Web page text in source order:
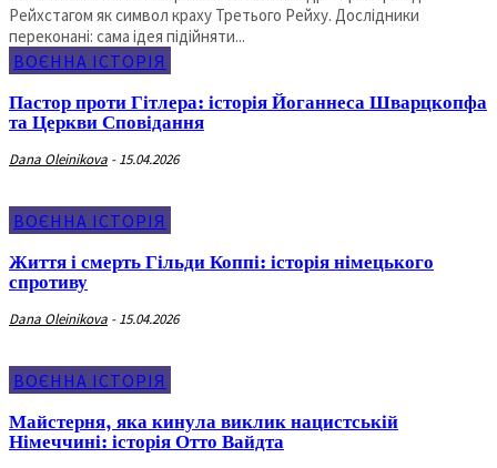
Рейхстагом як символ краху Третього Рейху. Дослідники
переконані: сама ідея підійняти...
ВОЄННА ІСТОРІЯ
Пастор проти Гітлера: історія Йоганнеса Шварцкопфа
та Церкви Сповідання
Dana Oleinikova - 15.04.2026
ВОЄННА ІСТОРІЯ
Життя і смерть Гільди Коппі: історія німецького
спротиву
Dana Oleinikova - 15.04.2026
ВОЄННА ІСТОРІЯ
Майстерня, яка кинула виклик нацистській
Німеччині: історія Отто Вайдта